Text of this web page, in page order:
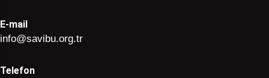
E-mail
info@savibu.org.tr
Telefon